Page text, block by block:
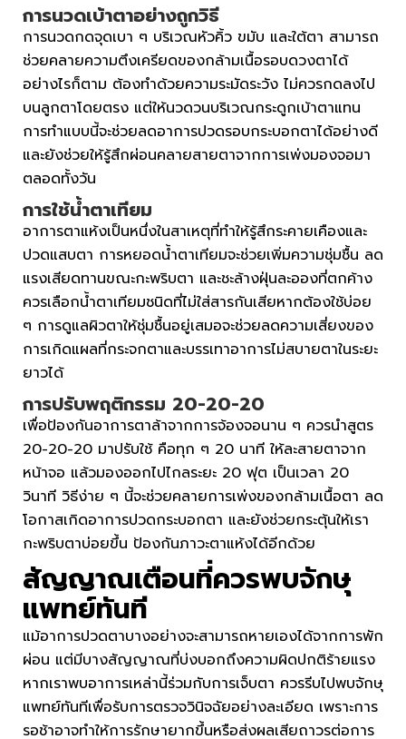
การนวดเบ้าตาอย่างถูกวิธี
การนวดกดจุดเบา ๆ บริเวณหัวคิ้ว ขมับ และใต้ตา สามารถ
ช่วยคลายความตึงเครียดของกล้ามเนื้อรอบดวงตาได้
อย่างไรก็ตาม ต้องทำด้วยความระมัดระวัง ไม่ควรกดลงไป
บนลูกตาโดยตรง แต่ให้นวดวนบริเวณกระดูกเบ้าตาแทน
การทำแบบนี้จะช่วยลดอาการปวดรอบกระบอกตาได้อย่างดี
และยังช่วยให้รู้สึกผ่อนคลายสายตาจากการเพ่งมองจอมา
ตลอดทั้งวัน
การใช้น้ำตาเทียม
อาการตาแห้งเป็นหนึ่งในสาเหตุที่ทำให้รู้สึกระคายเคืองและ
ปวดแสบตา การหยอดน้ำตาเทียมจะช่วยเพิ่มความชุ่มชื้น ลด
แรงเสียดทานขณะกะพริบตา และชะล้างฝุ่นละอองที่ตกค้าง
ควรเลือกน้ำตาเทียมชนิดที่ไม่ใส่สารกันเสียหากต้องใช้บ่อย
ๆ การดูแลผิวตาให้ชุ่มชื้นอยู่เสมอจะช่วยลดความเสี่ยงของ
การเกิดแผลที่กระจกตาและบรรเทาอาการไม่สบายตาในระยะ
ยาวได้
การปรับพฤติกรรม 20-20-20
เพื่อป้องกันอาการตาล้าจากการจ้องจอนาน ๆ ควรนำสูตร
20-20-20 มาปรับใช้ คือทุก ๆ 20 นาที ให้ละสายตาจาก
หน้าจอ แล้วมองออกไปไกลระยะ 20 ฟุต เป็นเวลา 20
วินาที วิธีง่าย ๆ นี้จะช่วยคลายการเพ่งของกล้ามเนื้อตา ลด
โอกาสเกิดอาการปวดกระบอกตา และยังช่วยกระตุ้นให้เรา
กะพริบตาบ่อยขึ้น ป้องกันภาวะตาแห้งได้อีกด้วย
สัญญาณเตือนที่ควรพบจักษุ
แพทย์ทันที
แม้อาการปวดตาบางอย่างจะสามารถหายเองได้จากการพัก
ผ่อน แต่มีบางสัญญาณที่บ่งบอกถึงความผิดปกติร้ายแรง
หากเราพบอาการเหล่านี้ร่วมกับการเจ็บตา ควรรีบไปพบจักษุ
แพทย์ทันทีเพื่อรับการตรวจวินิจฉัยอย่างละเอียด เพราะการ
รอช้าอาจทำให้การรักษายากขึ้นหรือส่งผลเสียถาวรต่อการ